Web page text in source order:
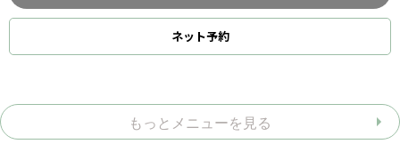
ネット予約
もっとメニューを見る